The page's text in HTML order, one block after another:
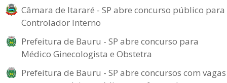
Câmara de Itararé - SP abre concurso público para
Controlador Interno
Prefeitura de Bauru - SP abre concurso para
Médico Ginecologista e Obstetra
Prefeitura de Bauru - SP abre concursos com vagas